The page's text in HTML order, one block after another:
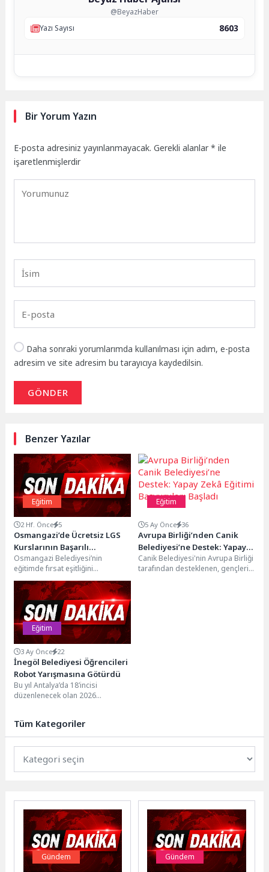
@BeyazHaber
Yazı Sayısı
8603
Bir Yorum Yazın
E-posta adresiniz yayınlanmayacak. Gerekli alanlar* ile
işaretlenmişlerdir
Daha sonraki yorumlarımda kullanılması için adım, e-posta
adresim ve site adresim bu tarayıcıya kaydedilsin.
GÖNDER
Benzer Yazılar
Eğitim
2 Hf. Önce 5
Osmangazi’de Ücretsiz LGS
Kurslarının Başarılı
Öğrencileri Başkan Aydın’la
Buluştu
Osmangazi Belediyesi’nin
eğitimde fırsat eşitliğini
güçlendirmek amacıyla hayata
geçirdiği ücretsiz LGS hazırlık
kurslarında aldıkları eğitimle...
Eğitim
5 Ay Önce 36
Avrupa Birliği’nden Canik
Belediyesi’ne Destek: Yapay
Zekâ Eğitimi Başvuruları
Başladı
Canik Belediyesi'nin Avrupa Birliği
tarafından desteklenen, gençleri
Eğitim
3 Ay Önce 22
İnegöl Belediyesi Öğrencileri
Robot Yarışmasına Götürdü
Bu yıl Antalya’da 18’incisi
düzenlenecek olan 2026
öğrenci ve...
Tüm Kategoriler
Gündem Gündem